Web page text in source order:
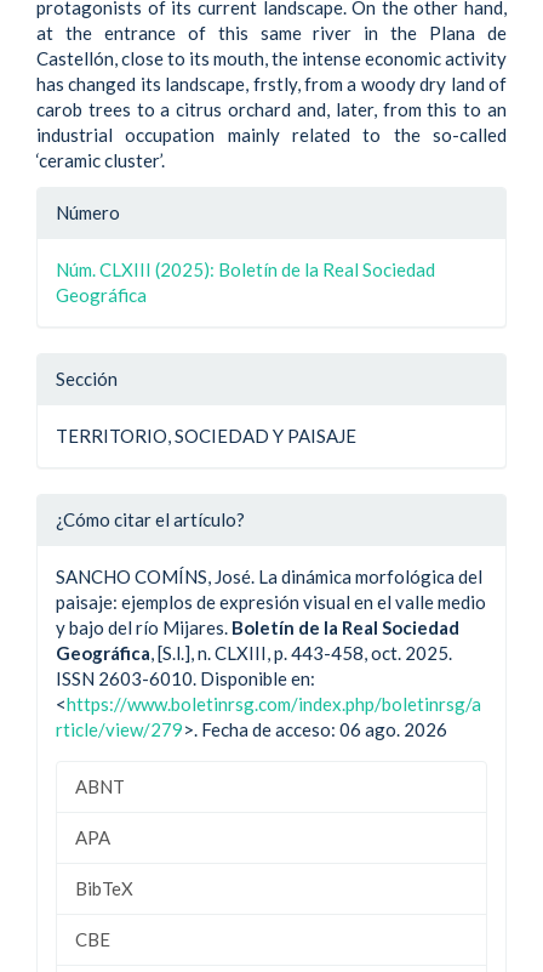
protagonists of its current landscape. On the other hand,
at the entrance of this same river in the Plana de
Castellón, close to its mouth, the intense economic activity
has changed its landscape, frstly, from a woody dry land of
carob trees to a citrus orchard and, later, from this to an
industrial occupation mainly related to the so-called
‘ceramic cluster’.
Detalle
artículo
Número
Núm. CLXIII (2025): Boletín de la Real Sociedad
Geográfica
Sección
TERRITORIO, SOCIEDAD Y PAISAJE
¿Cómo citar el artículo?
SANCHO COMÍNS, José. La dinámica morfológica del
paisaje: ejemplos de expresión visual en el valle medio
y bajo del río Mijares. Boletín de la Real Sociedad
Geográfica , [S.l.], n. CLXIII, p. 443-458, oct. 2025.
ISSN 2603-6010. Disponible en:
<https://www.boletinrsg.com/index.php/boletinrsg/a
rticle/view/279>. Fecha de acceso: 06 ago. 2026
ABNT
APA
BibTeX
CBE